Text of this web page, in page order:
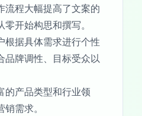
流程大幅提高了文案的
开始构思和撰写。
根据具体需求进行个性
品牌调性、目标受众以
的产品类型和行业领
需求。